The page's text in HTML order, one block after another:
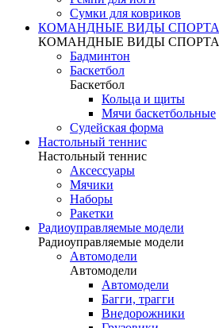
Сумки для ковриков
КОМАНДНЫЕ ВИДЫ СПОРТА
КОМАНДНЫЕ ВИДЫ СПОРТА
Бадминтон
Баскетбол
Баскетбол
Кольца и щиты
Мячи баскетбольные
Судейская форма
Настольный теннис
Настольный теннис
Аксессуары
Мячики
Наборы
Ракетки
Радиоуправляемые модели
Радиоуправляемые модели
Автомодели
Автомодели
Автомодели
Багги, трагги
Внедорожники